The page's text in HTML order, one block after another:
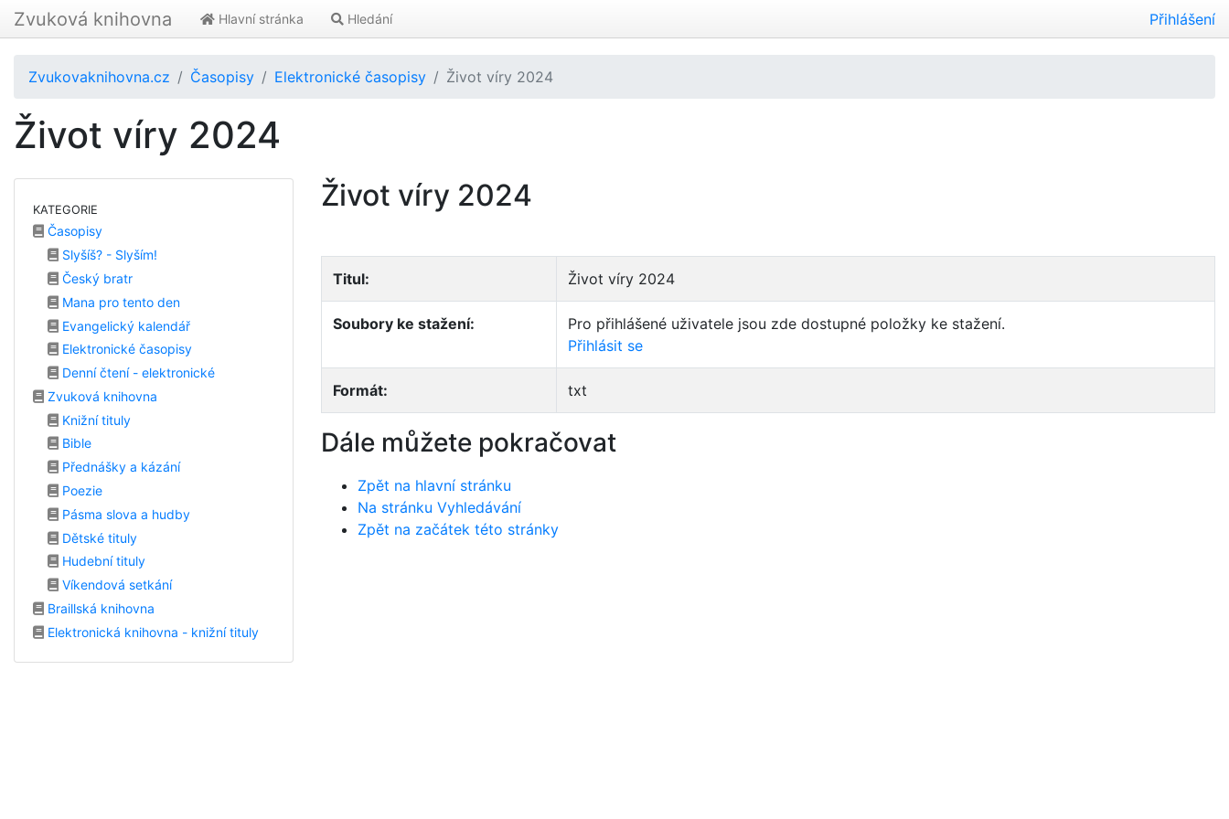
Zvuková knihovna Hlavní stránka Hledání Přihlášení
Zvukovaknihovna.cz Časopisy Elektronické časopisy Život víry 2024
Život víry 2024
KATEGORIE
Časopisy
Slyšíš? - Slyším!
Český bratr
Mana pro tento den
Evangelický kalendář
Elektronické časopisy
Denní čtení - elektronické
Zvuková knihovna
Knižní tituly
Bible
Přednášky a kázání
Poezie
Pásma slova a hudby
Dětské tituly
Hudební tituly
Víkendová setkání
Braillská knihovna
Elektronická knihovna - knižní tituly
Život víry 2024
Titul: Život víry 2024
Soubory ke stažení:
Pro přihlášené uživatele jsou zde dostupné položky ke stažení.
Přihlásit se
Formát: txt
Dále můžete pokračovat
Zpět na hlavní stránku
Na stránku Vyhledávání
Zpět na začátek této stránky